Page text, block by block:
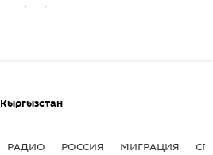
Кыргызстан
РАДИО РОССИЯ МИГРАЦИЯ